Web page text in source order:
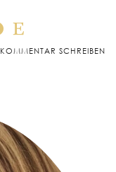
KOMMENTAR SCHREIBEN